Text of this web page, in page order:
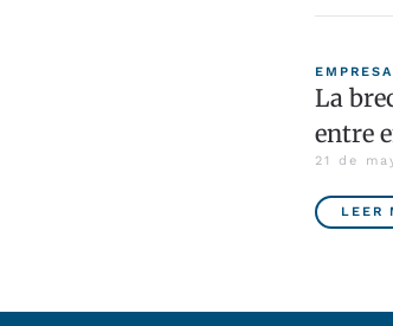
La
entre
21 de
LEER